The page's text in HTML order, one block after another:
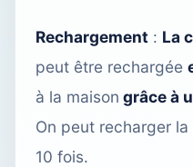
Rechargement : La
peut être rechargée
à la maison grâce à
On peut recharger
10 fois.